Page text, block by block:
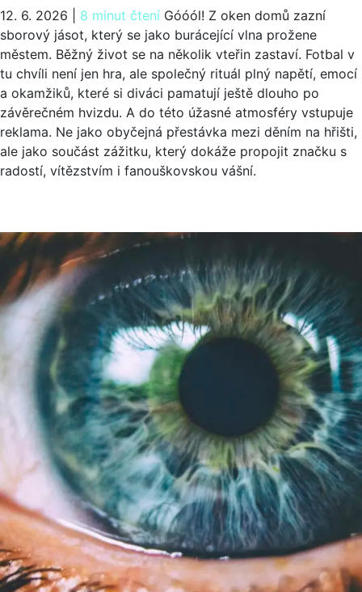
12. 6. 2026 8 minut čtení Góóól! Z oken domů zazní
sborový jásot, který se jako burácející vlna prožene
městem. Běžný život se na několik vteřin zastaví. Fotbal v
tu chvíli není jen hra, ale společný rituál plný napětí, emocí
a okamžiků, které si diváci pamatují ještě dlouho po
závěrečném hvizdu. A do této úžasné atmosféry vstupuje
reklama. Ne jako obyčejná přestávka mezi děním na hřišti,
ale jako součást zážitku, který dokáže propojit značku s
radostí, vítězstvím i fanouškovskou vášní.